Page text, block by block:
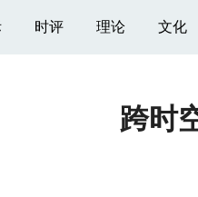
时评 理论 文化
跨时